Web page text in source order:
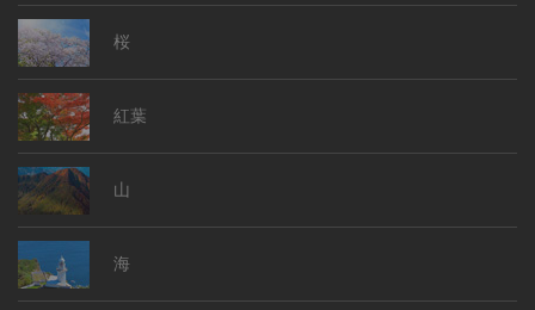
桜
紅葉
山
海